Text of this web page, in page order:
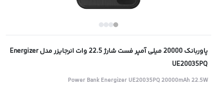
پاوربانک 20000 میلی آمپر فست شارژ 22.5 وات انرجایزر مدل Energizer
UE20035PQ
Power Bank Energizer UE20035PQ 20000mAh 22.5W